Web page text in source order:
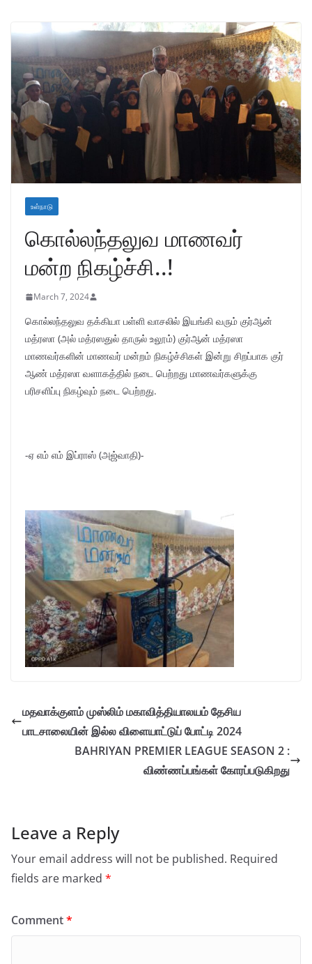
உள்நாடு
கொல்லந்தலுவ மாணவர்
மன்ற நிகழ்ச்சி..!
March 7, 2024
கொல்லந்தலுவ தக்கியா பள்ளி வாசலில் இயங்கி வரும் குர்ஆன்
மத்ரஸா (அல் மத்ரஸதுல் தாருல் உலூம்) குர்ஆன் மத்ரஸா
மாணவர்களின் மாணவர் மன்றம் நிகழ்ச்சிகள் இன்று சிறப்பாக குர்
ஆண் மத்ரஸா வளாகத்தில் நடை பெற்றது மாணவர்களுக்கு
பரிசளிப்பு நிகழ்வும் நடை பெற்றது.
-ஏ எம் எம் இப்ராஸ் (அஜ்வாதி)-
மதவாக்குளம் முஸ்லிம் மகாவித்தியாலயம் தேசிய
பாடசாலையின் இல்ல விளையாட்டுப் போட்டி 2024
BAHRIYAN PREMIER LEAGUE SEASON 2 :
விண்ணப்பங்கள் கோரப்படுகிறது
Leave a Reply
Your email address will not be published. Required
fields are marked *
Comment*